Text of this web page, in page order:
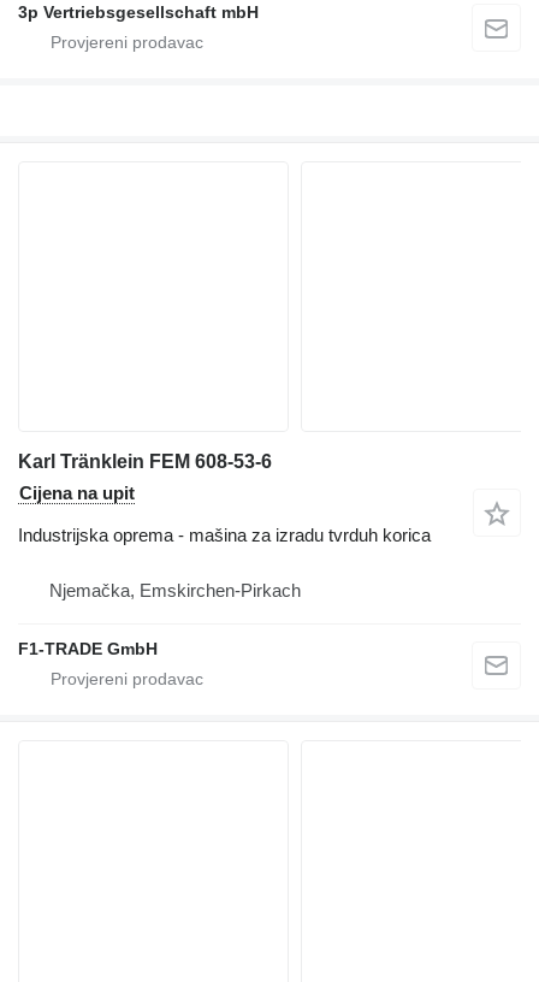
3p Vertriebsgesellschaft mbH
Karl Tränklein FEM 608-53-6
Cijena na upit
Industrijska oprema - mašina za izradu tvrduh korica
Njemačka, Emskirchen-Pirkach
F1-TRADE GmbH